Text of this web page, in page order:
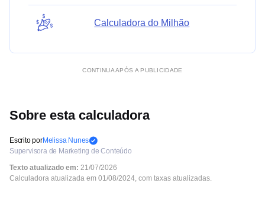
Calculadora do Milhão
CONTINUA APÓS A PUBLICIDADE
Sobre esta calculadora
Escrito porMelissa Nunes
Supervisora de Marketing de Conteúdo
Texto atualizado em: 21/07/2026
Calculadora atualizada em 01/08/2024, com taxas atualizadas.